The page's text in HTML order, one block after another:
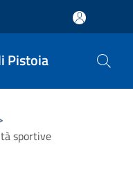
Pistoia
sportive